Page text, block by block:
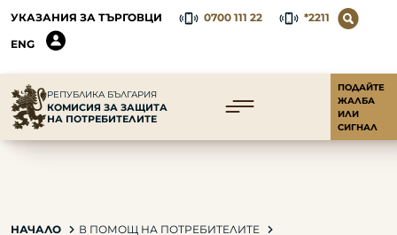
УКАЗАНИЯ ЗА ТЪРГОВЦИ 0700 111 22
*2211
ENG
РЕПУБЛИКА БЪЛГАРИЯ
КОМИСИЯ ЗА ЗАЩИТА
НА ПОТРЕБИТЕЛИТЕ
ПОДАЙТЕ
ЖАЛБА
ИЛИ
СИГНАЛ
НАЧАЛО
В ПОМОЩ НА ПОТРЕБИТЕЛИТЕ